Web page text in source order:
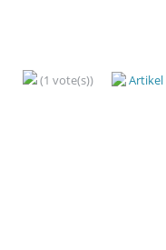
(1 vote(s))